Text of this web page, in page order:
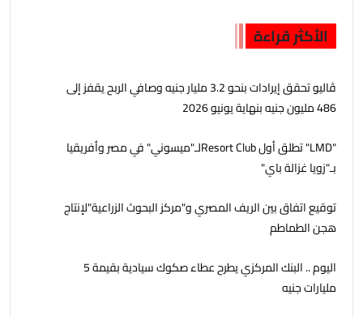
الأكثر قراءة
ڤاليو تحقق إيرادات بنحو 3.2 مليار جنيه وصافي الربح يقفز إلى
486 مليون جنيه بنهاية يونيو 2026
"LMD" تطلق أول Resort Clubلـ"ميسوني" في مصر وأفريقيا
بـ"زويا غزالة باي"
توقيع اتفاق بين الريف المصري و"مركز البحوث الزراعية"لإنتاج
هجن الطماطم
اليوم .. البنك المركزي يطرح عطاء صكوك سيادية بقيمة 5
مليارات جنيه